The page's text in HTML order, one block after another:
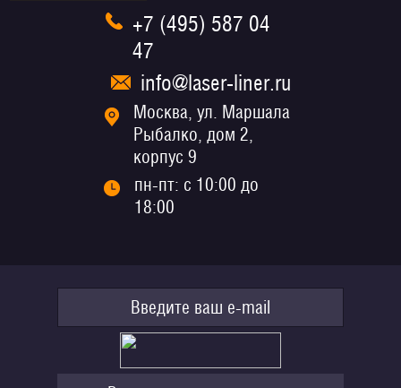
+7 (495) 587 04
47
info@laser-liner.ru
Москва, ул. Маршала
Рыбалко, дом 2,
корпус 9
пн-пт: с 10:00 до
18:00